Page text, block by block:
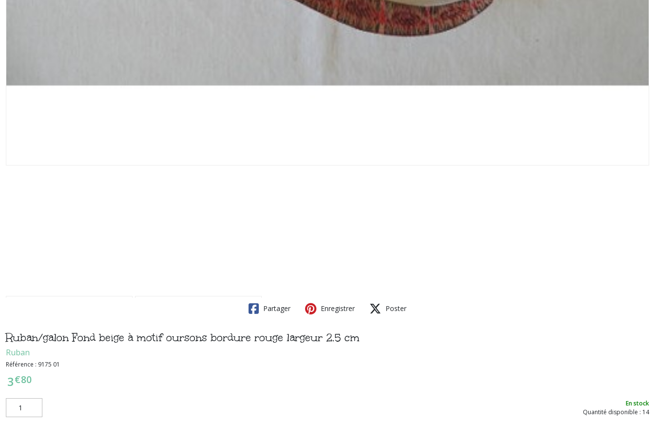
Partager Enregistrer Poster
Ruban/galon Fond beige à motif oursons bordure rouge largeur 2.5 cm
Ruban
Référence : 9175 01
3€80
En stock
Quantité disponible : 14